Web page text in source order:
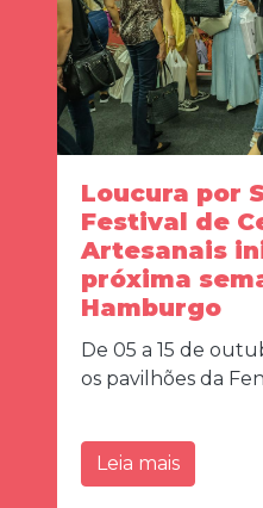
Loucura por
Festival de
Artesanais
próxima
Hamburgo
De 05 a 15 de
os pavilhões da
Leia mais